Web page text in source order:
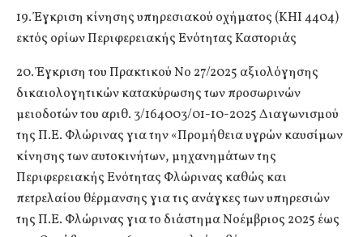
19. Έγκριση κίνησης υπηρεσιακού οχήματος (ΚΗΙ 4404)
εκτός ορίων Περιφερειακής Ενότητας Καστοριάς
20. Έγκριση του Πρακτικού Νο 27/2025 αξιολόγησης
δικαιολογητικών κατακύρωσης των προσωρινών
μειοδοτών του αριθ. 3/164003/01-10-2025 Διαγωνισμού
της Π.Ε. Φλώρινας για την «Προμήθεια υγρών καυσίμων
κίνησης των αυτοκινήτων, μηχανημάτων της
Περιφερειακής Ενότητας Φλώρινας καθώς και
πετρελαίου θέρμανσης για τις ανάγκες των υπηρεσιών
της Π.Ε. Φλώρινας για το διάστημα Νοέμβριος 2025 έως